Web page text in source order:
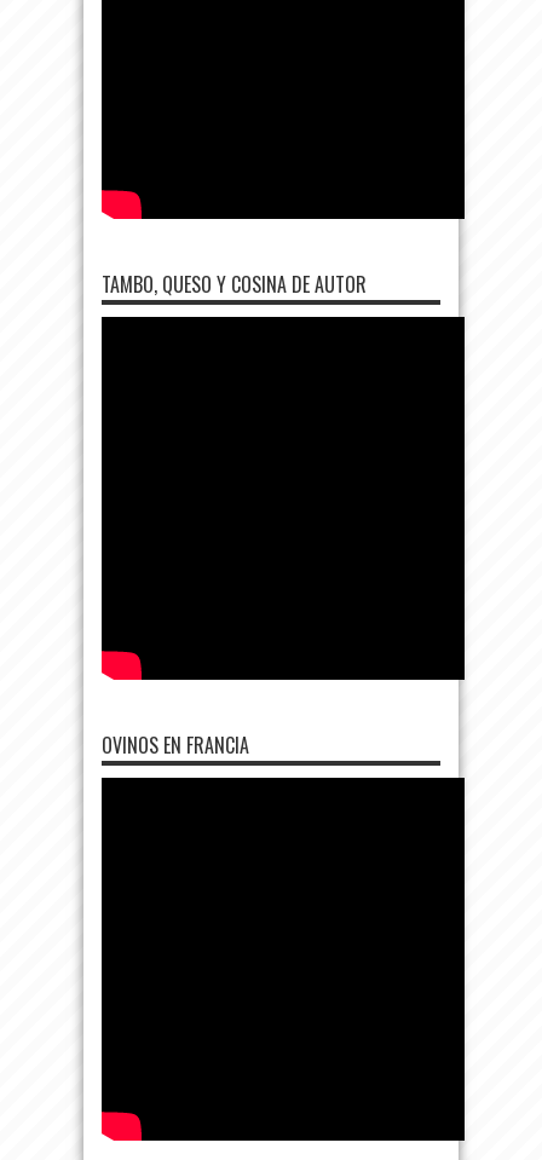
TAMBO, QUESO Y COSINA DE AUTOR
OVINOS EN FRANCIA